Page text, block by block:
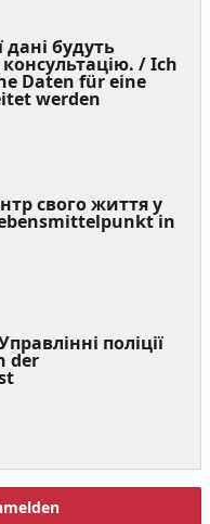
будуть
/ Ich
Daten für eine
werden
свого життя у
in
поліції
der